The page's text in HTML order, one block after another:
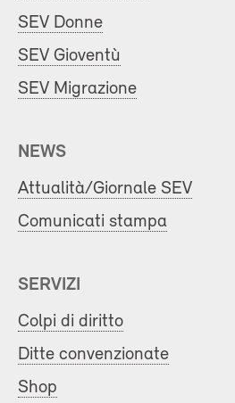
SEV Donne
SEV Gioventù
SEV Migrazione
NEWS
Attualità/Giornale SEV
Comunicati stampa
SERVIZI
Colpi di diritto
Ditte convenzionate
Shop